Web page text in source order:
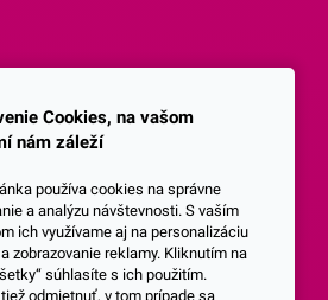
Cookies, na vašom
nám záleží
používa cookies na správne
a analýzu návštevnosti. S vaším
ich využívame aj na personalizáciu
zobrazovanie reklamy. Kliknutím na
súhlasíte s ich použitím.
odmietnuť, v tom prípade sa